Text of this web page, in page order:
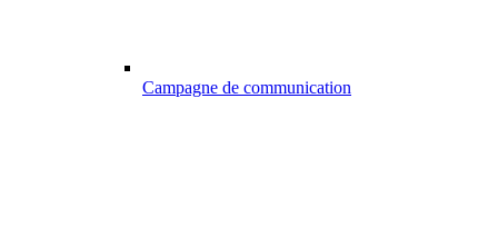
Campagne de communication